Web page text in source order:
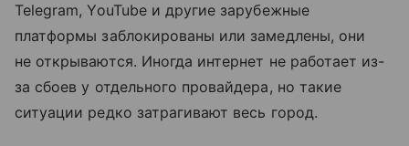
Telegram, YouTube и другие зарубежные
платформы заблокированы или замедлены, они
не открываются. Иногда интернет не работает из-
за сбоев у отдельного провайдера, но такие
ситуации редко затрагивают весь город.